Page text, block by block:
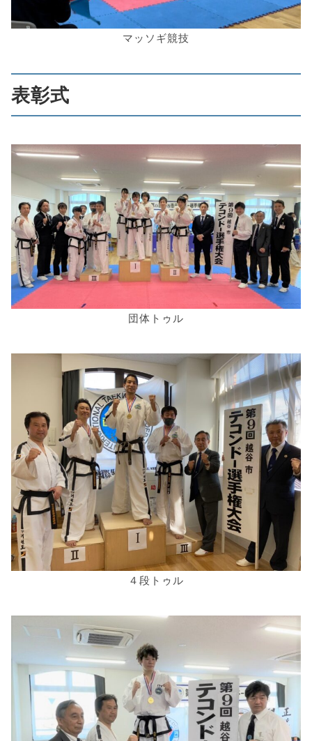
マッソギ競技
表彰式
団体トゥル
４段トゥル